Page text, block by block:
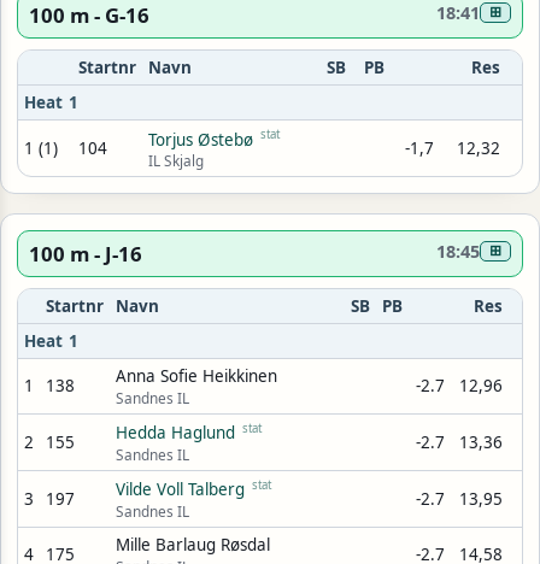
100 m - G-16 18:41 ⊞
Startnr Navn SB PB
Res
Heat 1
1 (1) 104 Torjus Østebø stat
IL Skjalg
-1,7 12,32
100 m - J-16 18:45 ⊞
Startnr Navn SB PB
Res
Heat 1
1 138 Anna Sofie Heikkinen
Sandnes IL
-2.7 12,96
2 155 Hedda Haglund stat
Sandnes IL
-2.7 13,36
3 197 Vilde Voll Talberg stat
Sandnes IL
-2.7 13,95
4 175 Mille Barlaug Røsdal -2.7 14,58